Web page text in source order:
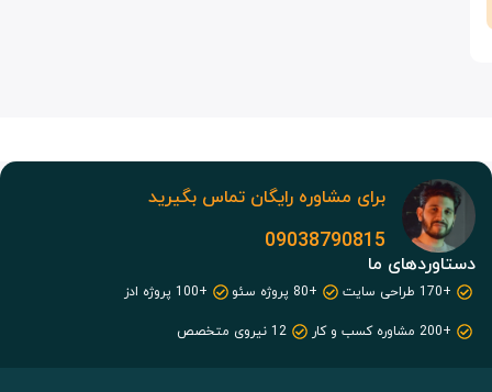
برای مشاوره رایگان تماس بگیرید
09038790815
دستاوردهای ما
+170 طراحی سایت +80 پروژه سئو
+100 پروژه ادز
+200 مشاوره کسب و کار
12 نیروی متخصص